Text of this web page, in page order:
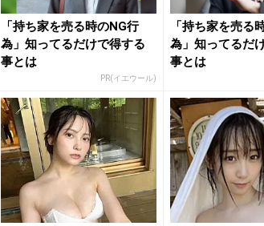
「持ち家を売る時のNG行
為」知ってるだけで得する
事とは
PR(イエウール)
「持ち家を売る
為」知ってるだ
事とは